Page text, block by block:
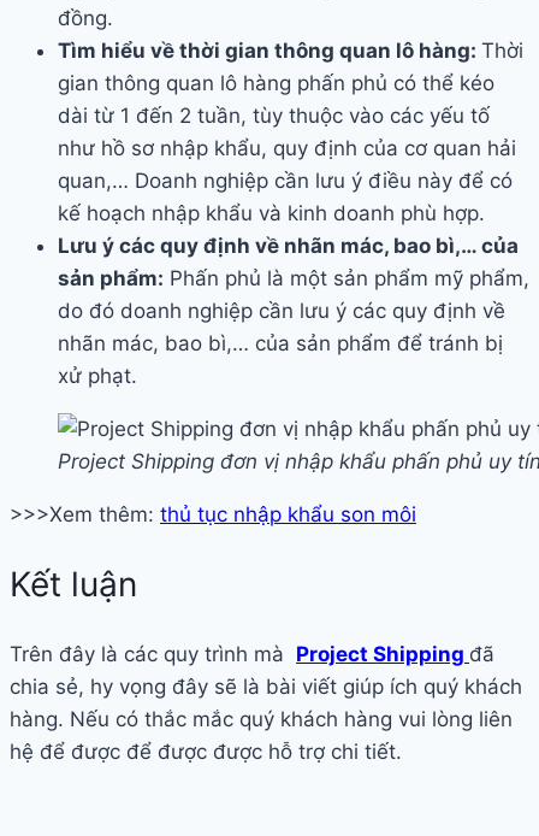
đồng.
Tìm hiểu về thời gian thông quan lô hàng: Thời
gian thông quan lô hàng phấn phủ có thể kéo
dài từ 1 đến 2 tuần, tùy thuộc vào các yếu tố
như hồ sơ nhập khẩu, quy định của cơ quan hải
quan,… Doanh nghiệp cần lưu ý điều này để có
kế hoạch nhập khẩu và kinh doanh phù hợp.
Lưu ý các quy định về nhãn mác, bao bì,… của
sản phẩm: Phấn phủ là một sản phẩm mỹ phẩm,
do đó doanh nghiệp cần lưu ý các quy định về
nhãn mác, bao bì,… của sản phẩm để tránh bị
xử phạt.
Project Shipping đơn vị nhập khẩu phấn phủ uy
>>>Xem thêm: thủ tục nhập khẩu son môi
Kết luận
Trên đây là các quy trình mà Project Shipping đã
chia sẻ, hy vọng đây sẽ là bài viết giúp ích quý khách
hàng. Nếu có thắc mắc quý khách hàng vui lòng liên
hệ để được để được được hỗ trợ chi tiết.